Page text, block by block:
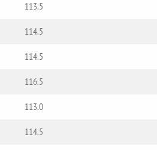
113.5
114.5
114.5
116.5
113.0
114.5